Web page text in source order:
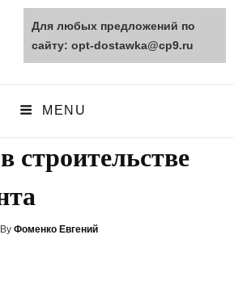
MENU
строительстве
By Фоменко Евгений
Для любых предложений по
сайту: opt-dostawka@cp9.ru